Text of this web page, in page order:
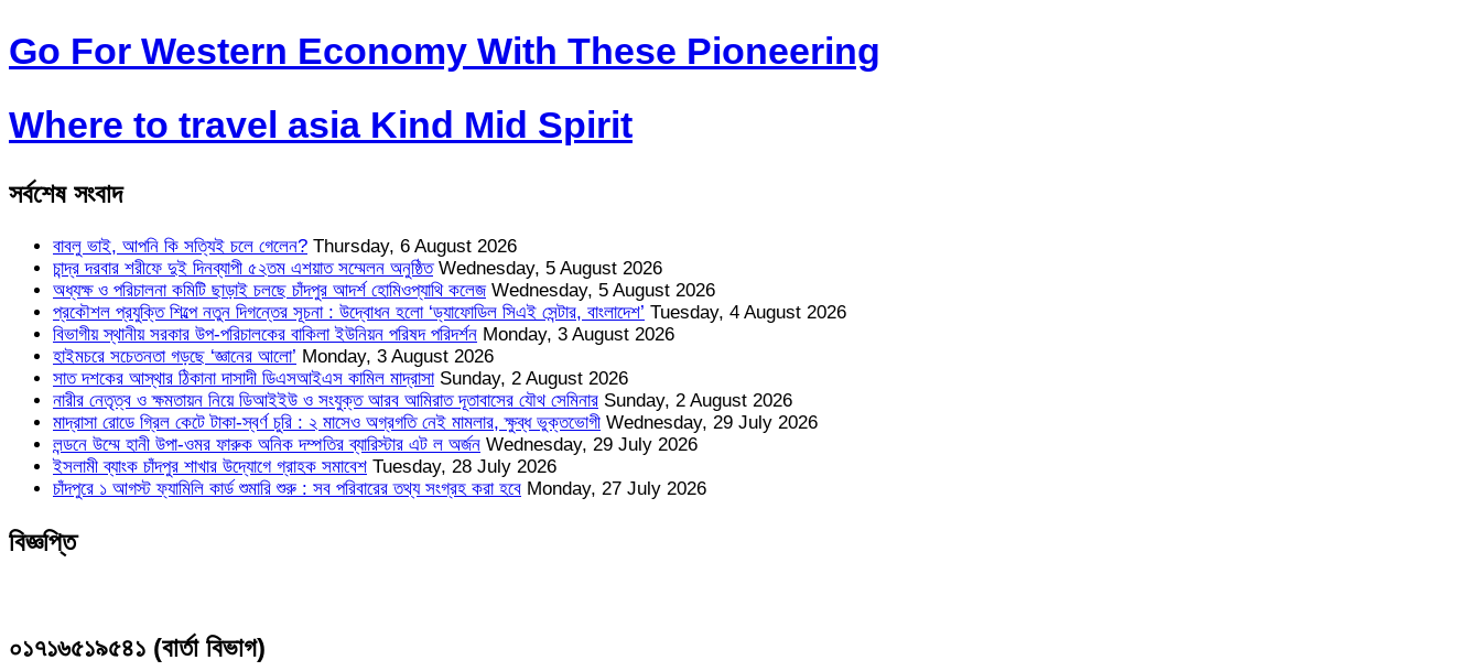
Go For Western Economy With These Pioneering
Where to travel asia Kind Mid Spirit
সর্বশেষ সংবাদ
বাবলু ভাই, আপনি কি সত্যিই চলে গেলেন? Thursday, 6 August 2026
চান্দ্র দরবার শরীফে দুই দিনব্যাপী ৫২তম এশয়াত সম্মেলন অনুষ্ঠিত Wednesday, 5 August 2026
অধ্যক্ষ ও পরিচালনা কমিটি ছাড়াই চলছে চাঁদপুর আদর্শ হোমিওপ্যাথি কলেজ Wednesday, 5 August 2026
প্রকৌশল প্রযুক্তি শিল্পে নতুন দিগন্তের সূচনা : উদ্বোধন হলো ‘ড্যাফোডিল সিএই সেন্টার, বাংলাদেশ’ Tuesday, 4 August 2026
বিভাগীয় স্থানীয় সরকার উপ-পরিচালকের বাকিলা ইউনিয়ন পরিষদ পরিদর্শন Monday, 3 August 2026
হাইমচরে সচেতনতা গড়ছে ‘জ্ঞানের আলো’ Monday, 3 August 2026
সাত দশকের আস্থার ঠিকানা দাসাদী ডিএসআইএস কামিল মাদ্রাসা Sunday, 2 August 2026
নারীর নেতৃত্ব ও ক্ষমতায়ন নিয়ে ডিআইইউ ও সংযুক্ত আরব আমিরাত দূতাবাসের যৌথ সেমিনার Sunday, 2 August 2026
মাদ্রাসা রোডে গ্রিল কেটে টাকা-স্বর্ণ চুরি : ২ মাসেও অগ্রগতি নেই মামলার, ক্ষুব্ধ ভুক্তভোগী Wednesday, 29 July 2026
লন্ডনে উম্মে হানী উপা-ওমর ফারুক অনিক দম্পতির ব্যারিস্টার এট ল অর্জন Wednesday, 29 July 2026
ইসলামী ব্যাংক চাঁদপুর শাখার উদ্যোগে গ্রাহক সমাবেশ Tuesday, 28 July 2026
চাঁদপুরে ১ আগস্ট ফ্যামিলি কার্ড শুমারি শুরু : সব পরিবারের তথ্য সংগ্রহ করা হবে Monday, 27 July 2026
বিজ্ঞপ্তি
০১৭১৬৫১৯৫৪১ (বার্তা বিভাগ)